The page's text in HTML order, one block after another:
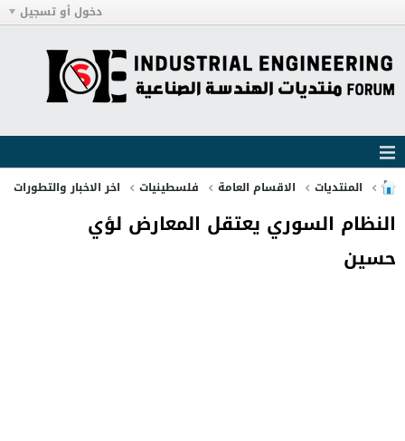
دخول أو تسجيل
المنتديات الاقسام العامة فلسطينيات اخر الاخبار والتطورات
النظام السوري يعتقل المعارض لؤي
حسين